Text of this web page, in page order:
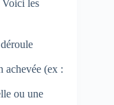
Voici les
achevée (ex :
ou une